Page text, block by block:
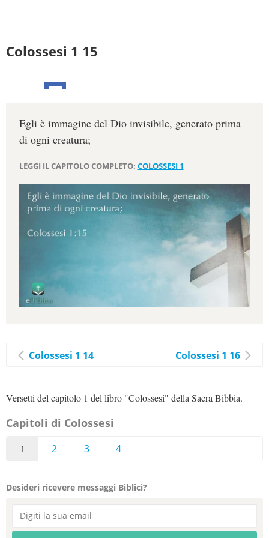
Colossesi 1 15
Egli è immagine del Dio invisibile, generato prima
di ogni creatura;
LEGGI IL CAPITOLO COMPLETO: COLOSSESI 1
Colossesi 1 14 Colossesi 1 16
Versetti del capitolo 1 del libro "Colossesi" della Sacra Bibbia.
Capitoli di Colossesi
1 2 3 4
Desideri ricevere messaggi Biblici?